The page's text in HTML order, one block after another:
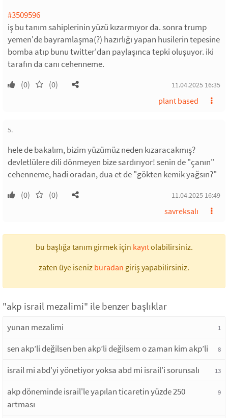
#3509596
iş bu tanım sahiplerinin yüzü kızarmıyor da. sonra trump
yemen'de bayramlaşma(?) hazırlığı yapan husilerin tepesine
bomba atıp bunu twitter'dan paylaşınca tepki oluşuyor. iki
tarafın da canı cehenneme.
(0) (0) 11.04.2025 16:35
plant based
5.
hele de bakalım, bizim yüzümüz neden kızaracakmış?
devletlülere dili dönmeyen bize sardırıyor! senin de "çanın"
cehenneme, hadi oradan, dua et de "gökten kemik yağsın?"
(0) (0) 11.04.2025 16:49
savreksalı
bu başlığa tanım girmek için kayıtolabilirsiniz.
zaten üye iseniz buradan giriş yapabilirsiniz.
"akp israil mezalimi" ile benzer başlıklar
yunan mezalimi 1
sen akp’li değilsen ben akp’li değilsem o zaman kim akp’li 8
israil mi abd'yi yönetiyor yoksa abd mi israil'i sorunsalı 13
akp döneminde israil'le yapılan ticaretin yüzde 250
artması
9